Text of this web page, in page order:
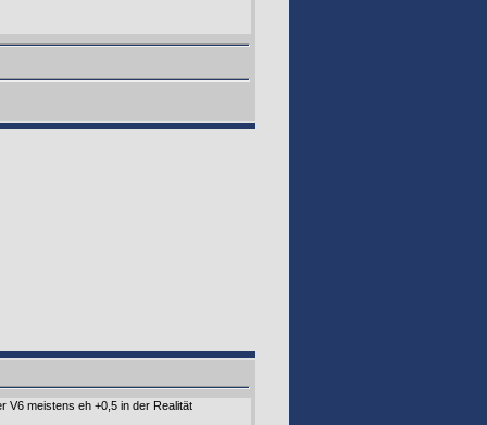
V6 meistens eh +0,5 in der Realität